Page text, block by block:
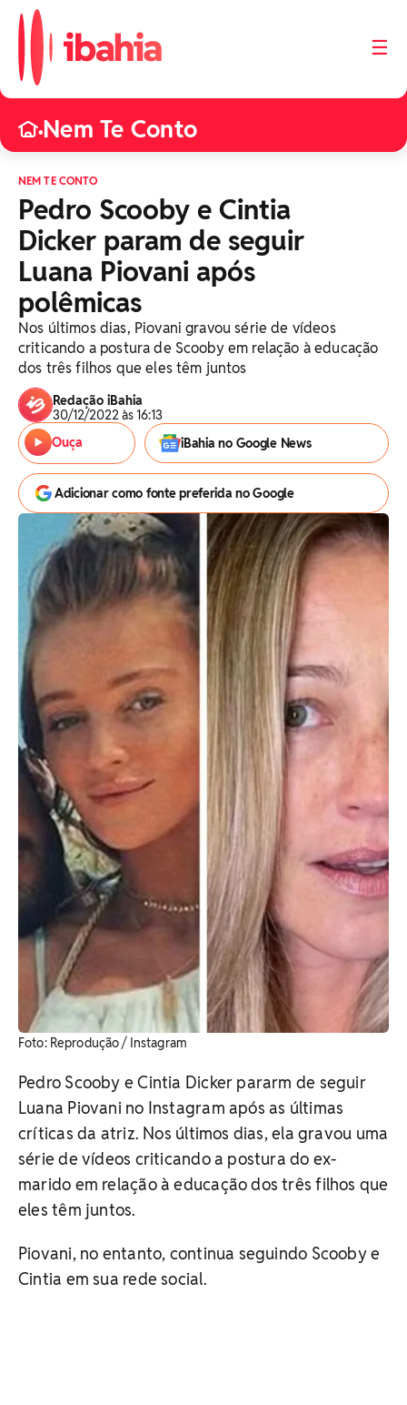
☰
•Nem Te Conto
NEM TE CONTO
Pedro Scooby e Cintia
Dicker param de seguir
Luana Piovani após
polêmicas
Nos últimos dias, Piovani gravou série de vídeos
criticando a postura de Scooby em relação à educação
dos três filhos que eles têm juntos
Redação iBahia
30/12/2022 às 16:13
Ouça
iBahia no Google News
Adicionar como fonte preferida no Google
Foto: Reprodução / Instagram
Pedro Scooby e Cintia Dicker pararm de seguir
Luana Piovani no Instagram após as últimas
críticas da atriz. Nos últimos dias, ela gravou uma
série de vídeos criticando a postura do ex-
marido em relação à educação dos três filhos que
eles têm juntos.
Piovani, no entanto, continua seguindo Scooby e
Cintia em sua rede social.